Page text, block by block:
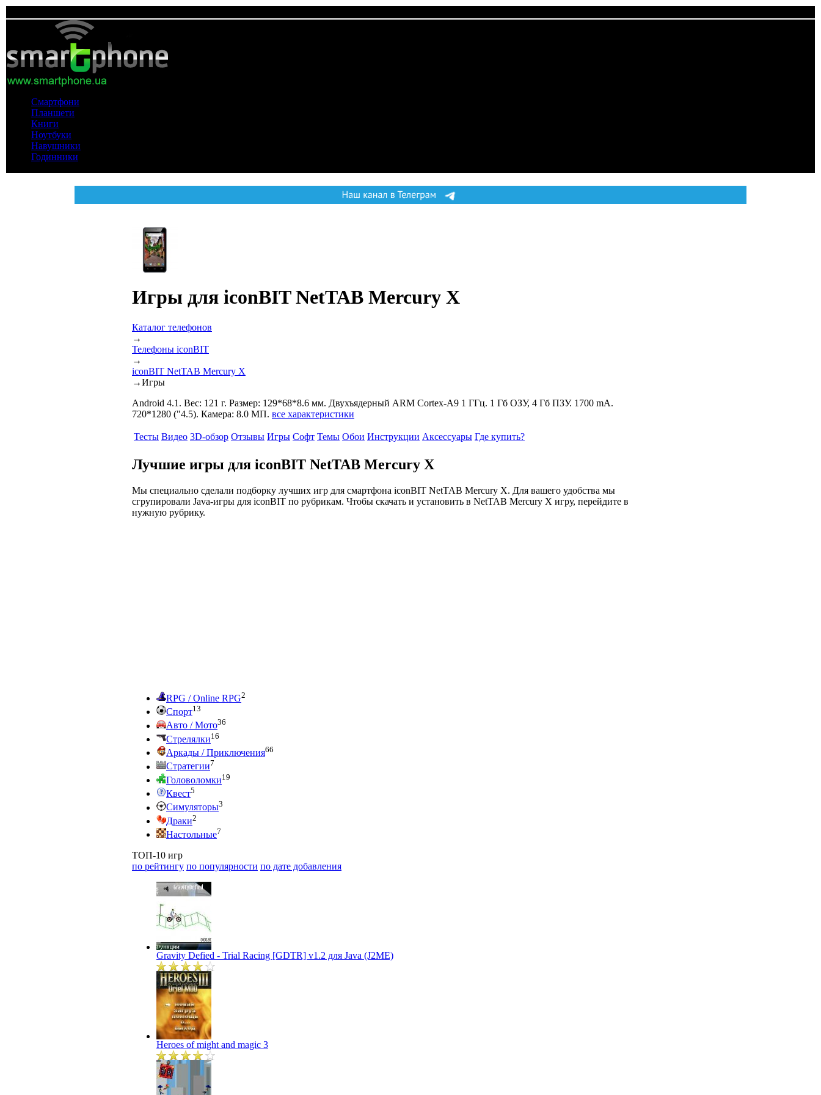
Смартфони
Планшети
Книги
Ноутбуки
Навушники
Годинники
Игры для iconBIT NetTAB Mercury X
Каталог телефонов
→
Телефоны iconBIT
→
iconBIT NetTAB Mercury X
→Игры
Android 4.1. Вес: 121 г. Размер: 129*68*8.6 мм. Двухъядерный ARM Cortex-A9 1 ГГц. 1 Гб ОЗУ, 4 Гб ПЗУ. 1700 mA.
720*1280 ("4.5). Камера: 8.0 МП. все характеристики
Тесты Видео 3D-обзор Отзывы Игры Софт Темы Обои Инструкции Аксессуары Где купить?
Лучшие игры для iconBIT NetTAB Mercury X
Мы специально сделали подборку лучших игр для смартфона iconBIT NetTAB Mercury X. Для вашего удобства мы
сгрупировали Java-игры для iconBIT по рубрикам. Чтобы скачать и установить в NetTAB Mercury X игру, перейдите в
нужную рубрику.
RPG / Online RPG2
Спорт13
Авто / Мото36
Стрелялки16
Аркады / Приключения66
Стратегии7
Головоломки19
Квест5
Симуляторы3
Драки2
Настольные7
ТОП-10 игр
по рейтингу по популярности по дате добавления
Gravity Defied - Trial Racing [GDTR] v1.2 для Java (J2ME)
Heroes of might and magic 3